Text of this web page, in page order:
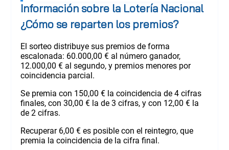
Información sobre la Lotería Nacional
¿Cómo se reparten los premios?
El sorteo distribuye sus premios de forma
escalonada: 60.000,00 € al número ganador,
12.000,00 € al segundo, y premios menores por
coincidencia parcial.
Se premia con 150,00 € la coincidencia de 4 cifras
finales, con 30,00 € la de 3 cifras, y con 12,00 € la
de 2 cifras.
Recuperar 6,00 € es posible con el reintegro, que
premia la coincidencia de la cifra final.